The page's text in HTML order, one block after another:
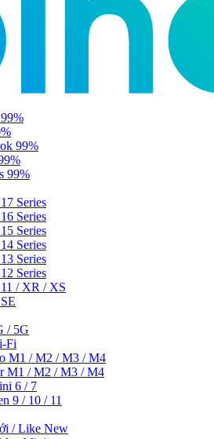
99%
99%
Series
Series
Series
Series
Series
Series
/ XR / XS
/ 5G
Fi
M1 / M2 / M3 / M4
M1 / M2 / M3 / M4
6 / 7
9 / 10 / 11
/ Like New